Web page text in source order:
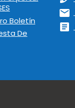
Boletín
De
mail
article